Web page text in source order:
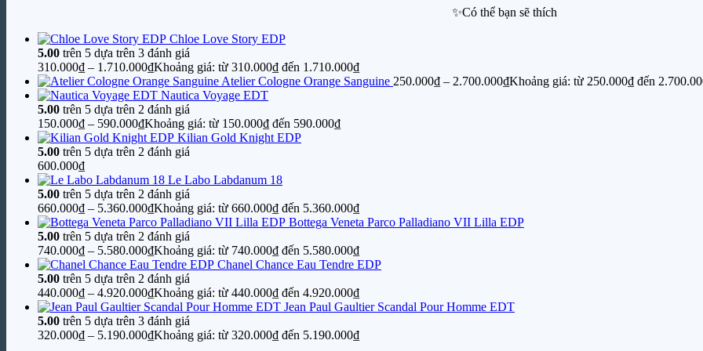
✨Có thể bạn sẽ thích
Chloe Love Story EDP
5.00 trên 5 dựa trên 3 đánh giá
310.000₫ – 1.710.000₫Khoảng giá: từ 310.000₫ đến 1.710.000₫
Atelier Cologne Orange Sanguine 250.000₫ – 2.700.000₫Khoảng giá: từ 250.000₫ đến
Nautica Voyage EDT
5.00 trên 5 dựa trên 2 đánh giá
150.000₫ – 590.000₫Khoảng giá: từ 150.000₫ đến 590.000₫
Kilian Gold Knight EDP
5.00 trên 5 dựa trên 2 đánh giá
600.000₫
Le Labo Labdanum 18
5.00 trên 5 dựa trên 2 đánh giá
660.000₫ – 5.360.000₫Khoảng giá: từ 660.000₫ đến 5.360.000₫
Bottega Veneta Parco Palladiano VII Lilla EDP
5.00 trên 5 dựa trên 2 đánh giá
740.000₫ – 5.580.000₫Khoảng giá: từ 740.000₫ đến 5.580.000₫
Chanel Chance Eau Tendre EDP
5.00 trên 5 dựa trên 2 đánh giá
440.000₫ – 4.920.000₫Khoảng giá: từ 440.000₫ đến 4.920.000₫
Jean Paul Gaultier Scandal Pour Homme EDT
5.00 trên 5 dựa trên 3 đánh giá
320.000₫ – 5.190.000₫Khoảng giá: từ 320.000₫ đến 5.190.000₫